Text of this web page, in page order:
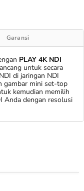
Garansi
PLAY 4K NDI
untuk secara
di jaringan NDI
gambar mini set-top
kemudian memilih
Anda dengan resolusi